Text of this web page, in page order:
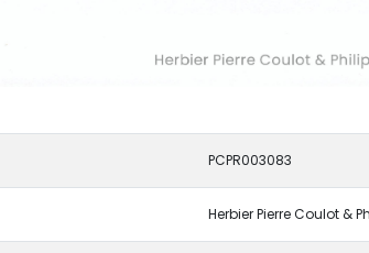
PCPR003083
Herbier Pierre Coulot &